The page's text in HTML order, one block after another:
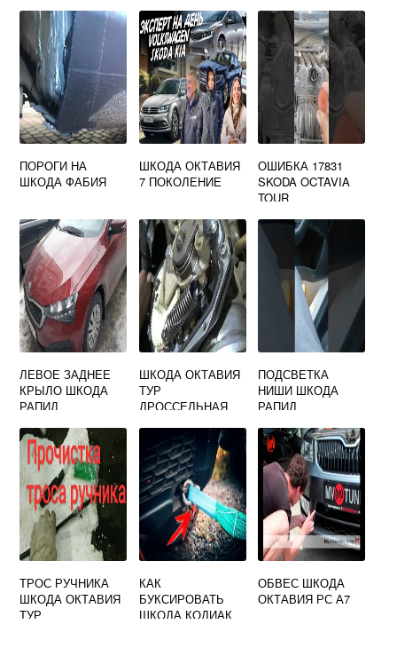
ПОРОГИ НА
ШКОДА ФАБИЯ
ШКОДА ОКТАВИЯ
7 ПОКОЛЕНИЕ
ОШИБКА 17831
SKODA OCTAVIA
TOUR
ЛЕВОЕ ЗАДНЕЕ
КРЫЛО ШКОДА
РАПИД
ШКОДА ОКТАВИЯ
ТУР
ДРОССЕЛЬНАЯ
ПОДСВЕТКА
НИШИ ШКОДА
РАПИД
ТРОС РУЧНИКА
ШКОДА ОКТАВИЯ
ТУР
КАК
БУКСИРОВАТЬ
ШКОДА КОДИАК
ОБВЕС ШКОДА
ОКТАВИЯ РС А7